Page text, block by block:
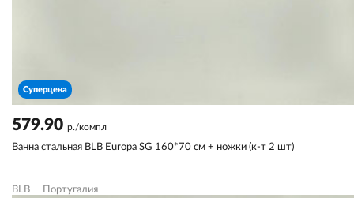
Суперцена
579.90 р./компл
Ванна стальная BLB Europa SG 160*70 см + ножки (к-т 2 шт)
BLB Португалия